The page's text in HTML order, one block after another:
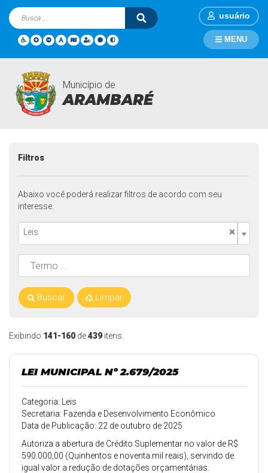
usuário
Município de
ARAMBARÉ
MENU
Legislações
Exibindo 141-160 de439 itens.
LEI MUNICIPAL Nº 2.679/2025
Categoria: Leis
Secretaria: Fazenda e Desenvolvimento Econômico
Data de Publicação: 22 de outubro de 2025
Autoriza a abertura de Crédito Suplementar no valor de R$
590.000,00 (Quinhentos e noventa mil reais), servindo de
igual valor a redução de dotações orçamentárias.
Filtros
Abaixo você poderá realizar filtros de acordo com seu
interesse.
×
Leis
Buscar Limpar